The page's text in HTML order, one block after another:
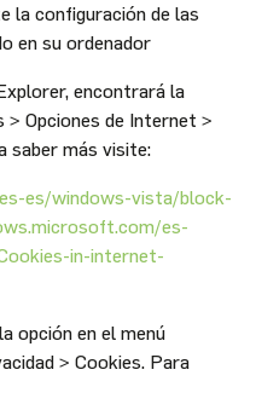
la configuración de las
en su ordenador
encontrará la
> Opciones de Internet >
saber más visite:
es/windows-vista/block-
es-
in-internet-
opción en el menú
> Cookies. Para